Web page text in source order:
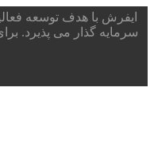
ایفرش با هدف توسعه
سرمایه گذار می پذیرد.